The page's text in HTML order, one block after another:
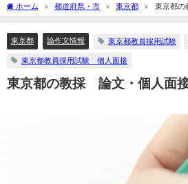
ホーム 都道府県・市 東京都 東京都
東京都 論作文情報 東京都教員採用試験
東京都教員採用試験 個人面接
東京都の教採 論文・個人面